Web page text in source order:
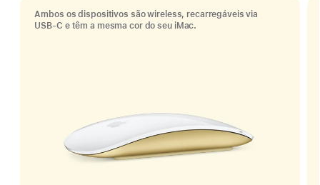
Ambos os dispositivos são wireless, recarregáveis via
USB‑C e têm a mesma cor do seu iMac.